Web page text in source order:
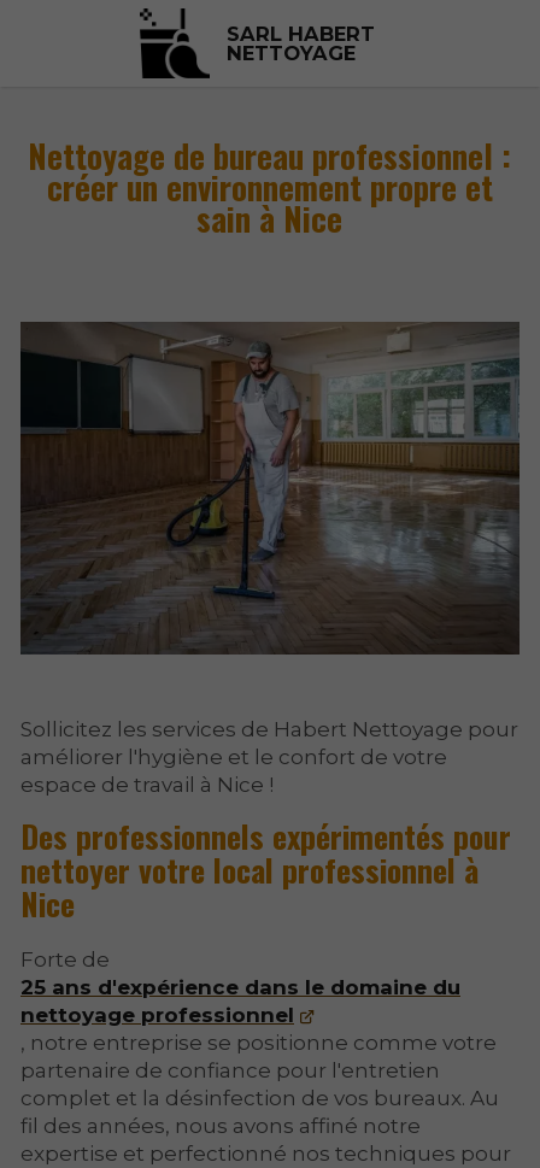
SARL HABERT
NETTOYAGE
Nettoyage de bureau professionnel :
créer un environnement propre et
sain à Nice
Sollicitez les services de Habert Nettoyage pour
améliorer l'hygiène et le confort de votre
espace de travail à Nice !
Des professionnels expérimentés pour
nettoyer votre local professionnel à
Nice
Forte de
25 ans d'expérience dans le domaine du
nettoyage professionnel
, notre entreprise se positionne comme votre
partenaire de confiance pour l'entretien
complet et la désinfection de vos bureaux. Au
fil des années, nous avons affiné notre
expertise et perfectionné nos techniques pour